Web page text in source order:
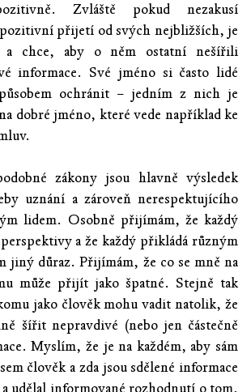
Zvláště pokud nezakusí
přijetí od svých nejbližších, je
a chce, aby o něm ostatní nešířili
informace. Své jméno si často lidé
ochránit – jedním z nich je
dobré jméno, které vede například ke
zákony jsou hlavně výsledek
uznání a zároveň nerespektujícího
lidem. Osobně přijímám, že každý
a že každý přikládá různým
jiný důraz. Přijímám, že co se mně na
může přijít jako špatné. Stejně tak
jako člověk mohu vadit natolik, že
šířit nepravdivé (nebo jen částečně
Myslím, že je na každém, aby sám
člověk a zda jsou sdělené informace